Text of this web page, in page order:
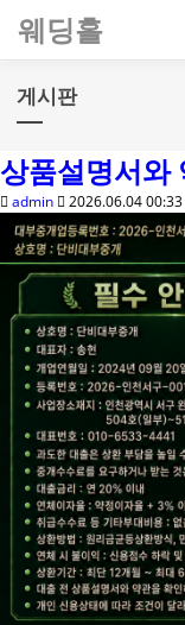
웨딩홀
게시판
상품설명서와
admin 2026.06.04 00:33